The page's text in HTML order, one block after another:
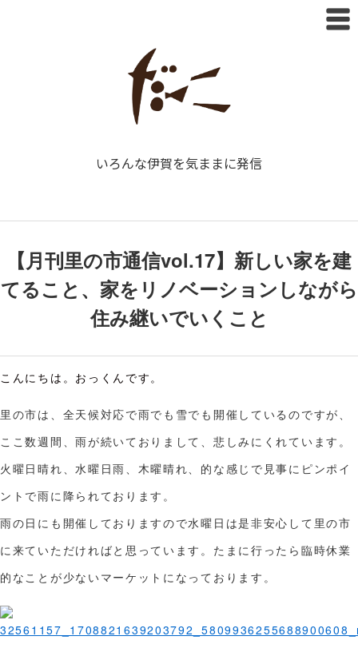
いろんな伊賀を気ままに発信
【月刊里の市通信vol.17】新しい家を建
てること、家をリノベーションしながら
住み継いでいくこと
こんにちは。おっくんです。
里の市は、全天候対応で雨でも雪でも開催しているのですが、
ここ数週間、雨が続いておりまして、悲しみにくれています。
火曜日晴れ、水曜日雨、木曜晴れ、的な感じで見事にピンポイ
ントで雨に降られております。
雨の日にも開催しておりますので水曜日は是非安心して里の市
に来ていただければと思っています。たまに行ったら臨時休業
的なことが少ないマーケットになっております。